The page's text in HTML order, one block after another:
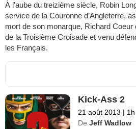
À l’aube du treizième siècle, Robin
service de la Couronne d’Angleterre,
mort de son monarque, Richard Coeur
de la Troisième Croisade et venu
les Français.
Kick-Ass 2
21 août 2013 |
De Jeff Wadlow